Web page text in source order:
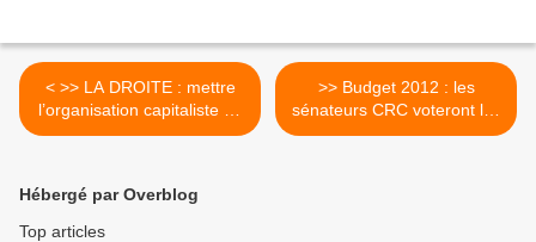
< >> LA DROITE : mettre
l’organisation capitaliste de
la société hors d’atteinte de
>> Budget 2012 : les
sénateurs CRC voteront les
recettes de la gauche >
Hébergé par Overblog
Top articles